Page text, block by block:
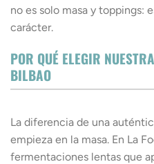
no es solo masa y toppings:
carácter.
POR QUÉ ELEGIR
BILBAO
La diferencia de una
empieza en la masa. En La
fermentaciones lentas que